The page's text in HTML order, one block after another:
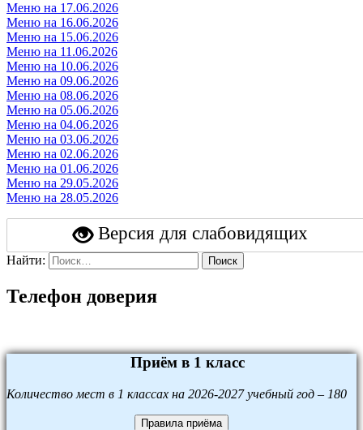
Меню на 17.06.2026
Меню на 16.06.2026
Меню на 15.06.2026
Меню на 11.06.2026
Меню на 10.06.2026
Меню на 09.06.2026
Меню на 08.06.2026
Меню на 05.06.2026
Меню на 04.06.2026
Меню на 03.06.2026
Меню на 02.06.2026
Меню на 01.06.2026
Меню на 29.05.2026
Меню на 28.05.2026
Версия для слабовидящих
Найти: Поиск
Телефон доверия
Приём в 1 класс
Количество мест в 1 классах на 2026-2027 учебный год – 180
Правила приёма